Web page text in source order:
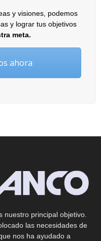
y visiones, podemos
y lograr tus objetivos
meta.
ahora
nuestro principal objetivo.
las necesidades de
nos ha ayudado a